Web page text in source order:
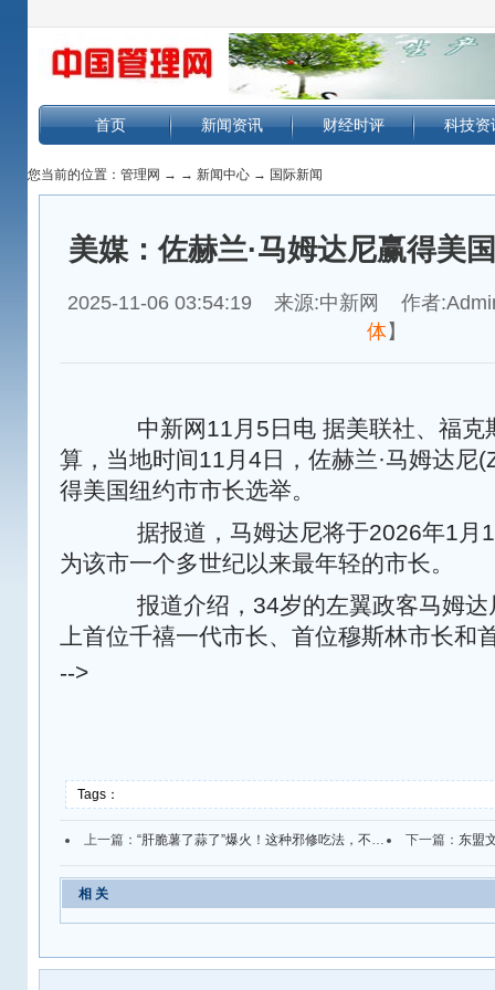
首页 新闻资讯 财经时评 科技资
您当前的位置： 管理网 → → 新闻中心 → 国际新闻
美媒：佐赫兰·马姆达尼赢得美
2025-11-06 03:54:19 来源:中新网 作者
体】
中新网11月5日电 据美联社、福克
算，当地时间11月4日，佐赫兰·马姆达尼
得美国纽约市市长选举。
据报道，马姆达尼将于2026年1月1
为该市一个多世纪以来最年轻的市长。
报道介绍，34岁的左翼政客马姆达
上首位千禧一代市长、首位穆斯林市长和
-->
Tags：
上一篇： “肝脆薯了蒜了”爆火！这种邪修吃法，不仅好吃还不伤身？ 下一篇： 东盟文
相 关